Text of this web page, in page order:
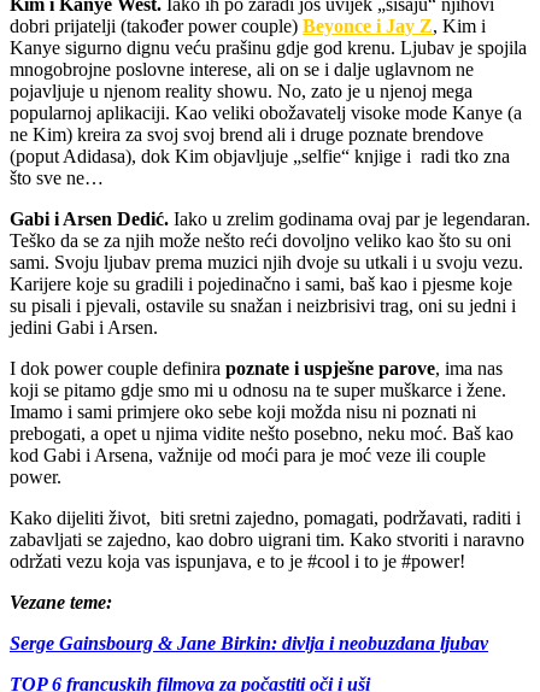
Kim i Kanye West. Iako ih po zaradi još uvijek „šišaju“ njihovi
dobri prijatelji (također power couple) Beyonce i Jay Z, Kim i
Kanye sigurno dignu veću prašinu gdje god krenu. Ljubav je spojila
mnogobrojne poslovne interese, ali on se i dalje uglavnom ne
pojavljuje u njenom reality showu. No, zato je u njenoj mega
popularnoj aplikaciji. Kao veliki obožavatelj visoke mode Kanye (a
ne Kim) kreira za svoj svoj brend ali i druge poznate brendove
(poput Adidasa), dok Kim objavljuje „selfie“ knjige i radi tko zna
što sve ne…
Gabi i Arsen Dedić. Iako u zrelim godinama ovaj par je legendaran.
Teško da se za njih može nešto reći dovoljno veliko kao što su oni
sami. Svoju ljubav prema muzici njih dvoje su utkali i u svoju vezu.
Karijere koje su gradili i pojedinačno i sami, baš kao i pjesme koje
su pisali i pjevali, ostavile su snažan i neizbrisivi trag, oni su jedni i
jedini Gabi i Arsen.
I dok power couple definira poznate i uspješne parove, ima nas
koji se pitamo gdje smo mi u odnosu na te super muškarce i žene.
Imamo i sami primjere oko sebe koji možda nisu ni poznati ni
prebogati, a opet u njima vidite nešto posebno, neku moć. Baš kao
kod Gabi i Arsena, važnije od moći para je moć veze ili couple
power.
Kako dijeliti život, biti sretni zajedno, pomagati, podržavati, raditi i
zabavljati se zajedno, kao dobro uigrani tim. Kako stvoriti i naravno
održati vezu koja vas ispunjava, e to je #cool i to je #power!
Vezane teme:
Serge Gainsbourg & Jane Birkin: divlja i neobuzdana ljubav
TOP 6 francuskih filmova za počastiti oči i uši